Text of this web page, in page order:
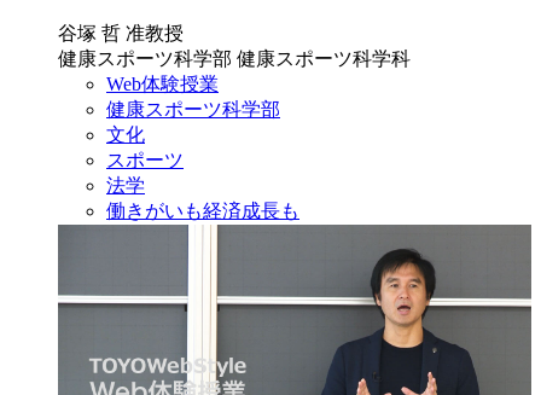
谷塚 哲 准教授
健康スポーツ科学部 健康スポーツ科学科
Web体験授業
健康スポーツ科学部
文化
スポーツ
法学
働きがいも経済成長も